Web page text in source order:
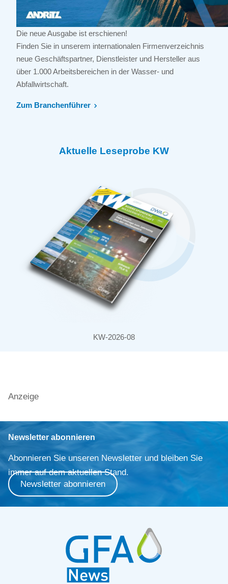
Die neue Ausgabe ist erschienen!
Finden Sie in unserem internationalen Firmenverzeichnis
neue Geschäftspartner, Dienstleister und Hersteller aus
über 1.000 Arbeitsbereichen in der Wasser- und
Abfallwirtschaft.
Zum Branchenführer
Aktuelle Leseprobe KW
KW-2026-08
Anzeige
Newsletter abonnieren
Abonnieren Sie unseren Newsletter und bleiben Sie
immer auf dem aktuellen Stand.
Newsletter abonnieren